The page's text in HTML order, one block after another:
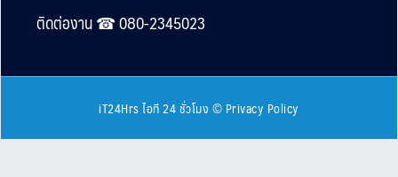
ติดต่องาน ☎︎ 080-2345023
iT24Hrs ไอที 24 ชั่วโมง © Privacy Policy